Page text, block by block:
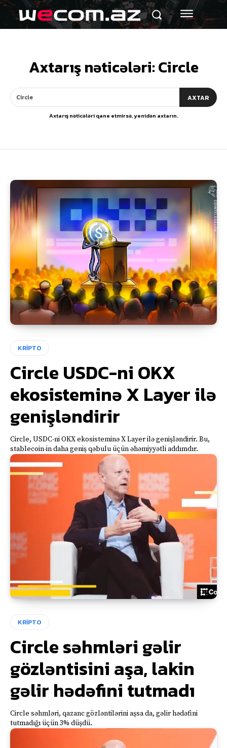
Axtarış nəticələri:Circle
AXTAR
Axtarış nəticələri qane etmirsə, yenidən axtarın.
KRİPTO
Circle USDC-ni OKX
ekosisteminə X Layer ilə
genişləndirir
Circle, USDC-ni OKX ekosisteminə X Layer ilə genişləndirir. Bu,
stablecoin-in daha geniş qəbulu üçün əhəmiyyətli addımdır.
KRİPTO
Circle səhmləri gəlir
gözləntisini aşa, lakin
gəlir hədəfini tutmadı
Circle səhmləri, qazanc gözləntilərini aşsa da, gəlir hədəfini
tutmadığı üçün 3% düşdü.